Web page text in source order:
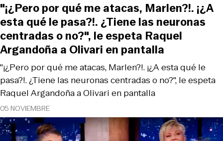
05 NOVIEMBRE
"¡¿Pero por qué me atacas, Marlen?!. ¡¿A esta qué le
pasa?!. ¿Tiene las neuronas centradas o no?", le espeta
Raquel Argandoña a Olivari en pantalla
"¡¿Pero por qué me atacas, Marlen?!. ¡¿A
esta qué le pasa?!. ¿Tiene las neuronas
centradas o no?", le espeta Raquel
Argandoña a Olivari en pantalla